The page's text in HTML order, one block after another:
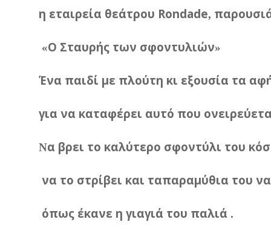
η εταιρεία θεάτρου Rondade,
«Ο Σταυρής των σφοντυλιών»
Ένα παιδί με πλούτη κι εξουσία τα
για να καταφέρει αυτό που
Να βρει το καλύτερο σφοντύλι του
να το στρίβει και ταπαραμύθια του να
όπως έκανε η γιαγιά του παλιά .